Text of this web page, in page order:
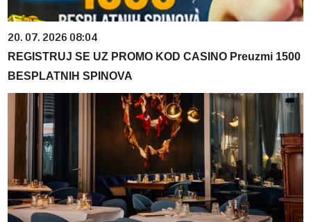
20. 07. 2026 08:04
REGISTRUJ SE UZ PROMO KOD CASINO Preuzmi 1500
BESPLATNIH SPINOVA